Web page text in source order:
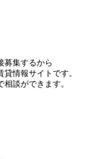
募集するから
情報サイトです。
談ができます。